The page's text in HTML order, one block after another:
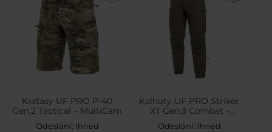
Kraťasy UF PRO P-40
Gen.2 Tactical – MultiCam
Odeslání: Ihned
Kalhoty UF PRO Striker
XT Gen.3 Combat -
Brown/Grey
Odeslání: Ihned